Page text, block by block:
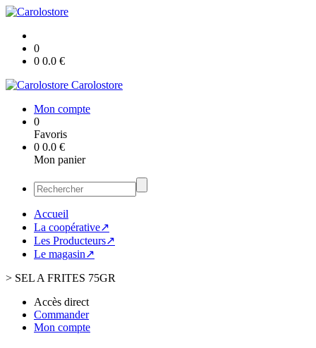
0
0 0.0 €
Carolostore
Mon compte
0
Favoris
0 0.0 €
Mon panier
Accueil
La coopérative↗
Les Producteurs↗
Le magasin↗
> SEL A FRITES 75GR
Accès direct
Commander
Mon compte